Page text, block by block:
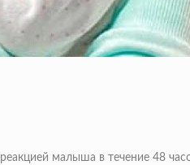
малыша в течение 48